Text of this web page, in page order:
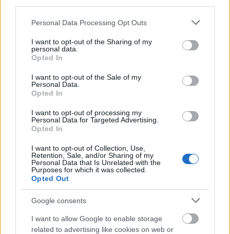
Please note that this website/app uses one or more Google
not limited to your visit or usage behaviour. You may click to
grant or deny consent to Google and its third-party tags to
use your data for below specified purposes in below Google
consent section.
Personal Data Processing Opt Outs
I want to opt-out of the Sharing of my
personal data.
Opted In
I want to opt-out of the Sale of my
Personal Data.
Opted In
I want to opt-out of processing my
Personal Data for Targeted Advertising.
Opted In
I want to opt-out of Collection, Use,
Retention, Sale, and/or Sharing of my
Personal Data that Is Unrelated with the
Purposes for which it was collected.
Opted Out
Google consents
I want to allow Google to enable storage
related to advertising like cookies on web or
Ακούσαμε μια νοσηλεύτρια να φωνάζει "φωτιά".
Αυτό συνέβη στη Α Παθολογική, στο δωμάτιο 10.
Μέσα σε λίγα δευτερόλεπτα είχε γεμίσει παρά
πολλούς καπνούς όλος ο όροφος. Εγώ έφυγα
τρέχοντας με τον ορό μου στο χέρι. Εγώ, μια
ηλικιωμένη και η διπλανή μου ασθενής
καταφέραμε να βγούμε έξω και να κατέβουμε στο
ανήμποροι να μετακινηθούν αλλά δεν ήταν κανείς
να τους βοηθήσει. Μόνοι μας βγήκαμε, δεν μας
βοήθησε κάνεις, μόνο η νοσηλεύτρια που φώναζε
"φωτιά". Κάποιοι δεν είχαν ξυπνήσει καν γιατί ήταν
5 το ξημέρωμα».
Και κατέληξε: «Ευτυχώς ξέραμε τη διαδρομή και
έτσι μπορέσαμε να βρούμε από το κτίριο γιατί ο
διάδρομος ήταν γεμάτος καπνό».